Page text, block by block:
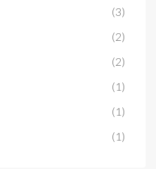
(3)
(2)
(2)
(1)
(1)
(1)